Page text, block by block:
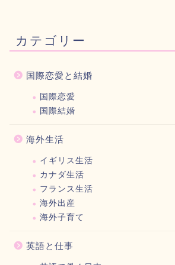
カテゴリー
国際恋愛と結婚
国際恋愛
国際結婚
海外生活
イギリス生活
カナダ生活
フランス生活
海外出産
海外子育て
英語と仕事